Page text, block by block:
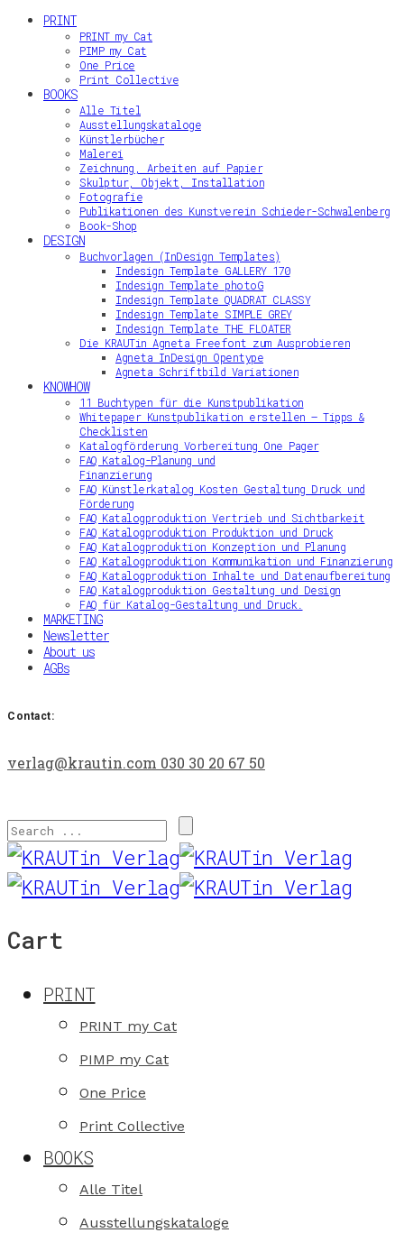
PRINT
PRINT my Cat
PIMP my Cat
One Price
Print Collective
BOOKS
Alle Titel
Ausstellungskataloge
Künstlerbücher
Malerei
Zeichnung, Arbeiten auf Papier
Skulptur, Objekt, Installation
Fotografie
Publikationen des Kunstverein Schieder-Schwalenberg
Book-Shop
DESIGN
Buchvorlagen (InDesign Templates)
Indesign Template GALLERY 170
Indesign Template photoG
Indesign Template QUADRAT CLASSY
Indesign Template SIMPLE GREY
Indesign Template THE FLOATER
Die KRAUTin Agneta Freefont zum Ausprobieren
Agneta InDesign Opentype
Agneta Schriftbild Variationen
KNOWHOW
11 Buchtypen für die Kunstpublikation
Whitepaper Kunstpublikation erstellen – Tipps &
Checklisten
Katalogförderung Vorbereitung One Pager
FAQ Katalog-Planung und
Finanzierung
FAQ Künstlerkatalog Kosten Gestaltung Druck und
Förderung
FAQ Katalogproduktion Vertrieb und Sichtbarkeit
FAQ Katalogproduktion Produktion und Druck
FAQ Katalogproduktion Konzeption und Planung
FAQ Katalogproduktion Kommunikation und Finanzierung
FAQ Katalogproduktion Inhalte und Datenaufbereitung
FAQ Katalogproduktion Gestaltung und Design
FAQ für Katalog-Gestaltung und Druck.
MARKETING
Newsletter
About us
AGBs
Contact:
verlag@krautin.com 030 30 20 67 50‬
Cart
PRINT
PRINT my Cat
PIMP my Cat
One Price
Print Collective
BOOKS
Alle Titel
Ausstellungskataloge